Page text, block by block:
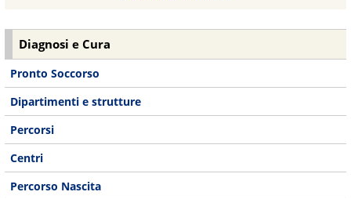
Diagnosi e Cura
Pronto Soccorso
Dipartimenti e strutture
Percorsi
Centri
Percorso Nascita